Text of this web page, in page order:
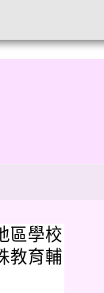
區學校
教育輔